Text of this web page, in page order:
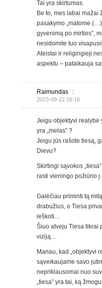
Tai yra skirtumas.
Be to, mes labai mažai
pasakymo „matome
gyvenimą po mirties”,
nesidomite tuo
Ateistai ir religingieji
aspektu – pataikauja
Raimundas :
2023-09-22 16:16
Jeigu objektyvi realybė
yra „melas” ?
Jeigu jūs rašote tiesą,
Dievu?
Skirtingi sąvokos
rasti vieningo požiūrio į
Galėčiau priminti tą
drabužius, o Tiesa
ieškoti…
Šiuo atveju Tiesa tikrai
viziją…
Manau, kad „objektyvi
sąveikaujame savo
nepriklausomai nuo
„tiesa” yra tai, ką